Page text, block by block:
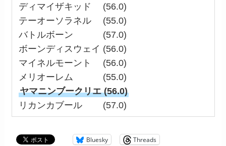
ディマイザキッド (56.0)
テーオーソラネル (55.0)
バトルボーン (57.0)
ボーンディスウェイ (56.0)
マイネルモーント (56.0)
メリオーレム (55.0)
ヤマニンブークリエ (56.0)
リカンカブール (57.0)
Bluesky
Threads